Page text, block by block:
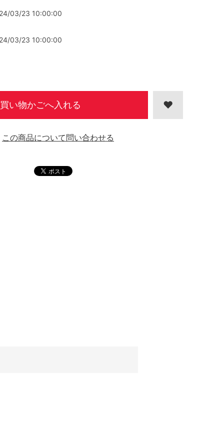
03/23 10:00:00
03/23 10:00:00
買い物かごへ入れる
この商品について問い合わせる